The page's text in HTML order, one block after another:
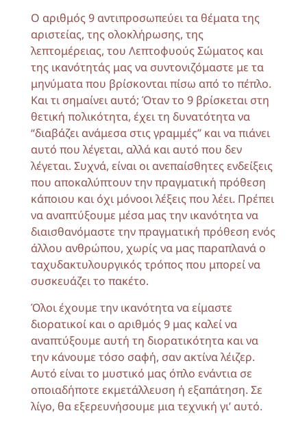
Ο αριθμός 9 αντιπροσωπεύει τα θέματα της
αριστείας, της ολοκλήρωσης, της
λεπτομέρειας, του Λεπτοφυούς Σώματος και
της ικανότητάς μας να συντονιζόμαστε με τα
μηνύματα που βρίσκονται πίσω από το πέπλο.
Και τι σημαίνει αυτό; Όταν το 9 βρίσκεται στη
θετική πολικότητα, έχει τη δυνατότητα να
“διαβάζει ανάμεσα στις γραμμές” και να πιάνει
αυτό που λέγεται, αλλά και αυτό που δεν
λέγεται. Συχνά, είναι οι ανεπαίσθητες ενδείξεις
που αποκαλύπτουν την πραγματική πρόθεση
κάποιου και όχι μόνοοι λέξεις που λέει. Πρέπει
να αναπτύξουμε μέσα μας την ικανότητα να
διαισθανόμαστε την πραγματική πρόθεση ενός
άλλου ανθρώπου, χωρίς να μας παραπλανά ο
ταχυδακτυλουργικός τρόπος που μπορεί να
συσκευάζει το πακέτο.
Όλοι έχουμε την ικανότητα να είμαστε
διορατικοί και ο αριθμός 9 μας καλεί να
αναπτύξουμε αυτή τη διορατικότητα και να
την κάνουμε τόσο σαφή, σαν ακτίνα λέιζερ.
Αυτό είναι το μυστικό μας όπλο ενάντια σε
οποιαδήποτε εκμετάλλευση ή εξαπάτηση. Σε
λίγο, θα εξερευνήσουμε μια τεχνική γι’ αυτό.